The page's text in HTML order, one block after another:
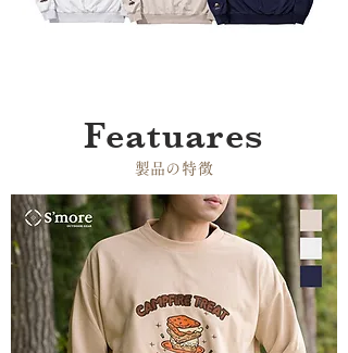
Featuares
​製品の特徴